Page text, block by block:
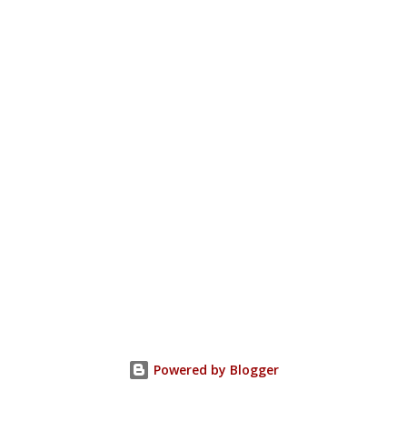
Powered by Blogger